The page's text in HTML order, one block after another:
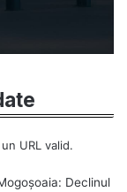
URL valid.
Declinul